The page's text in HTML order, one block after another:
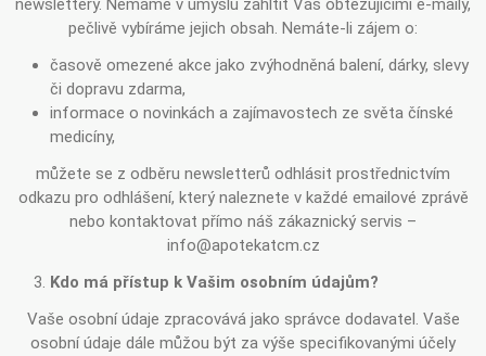
newslettery. Nemáme v úmyslu zahltit Vás obtěžujícími e-maily,
pečlivě vybíráme jejich obsah. Nemáte-li zájem o:
časově omezené akce jako zvýhodněná balení, dárky, slevy
či dopravu zdarma,
informace o novinkách a zajímavostech ze světa čínské
medicíny,
můžete se z odběru newsletterů odhlásit prostřednictvím
odkazu pro odhlášení, který naleznete v každé emailové zprávě
nebo kontaktovat přímo náš zákaznický servis –
info@apotekatcm.cz
Kdo má přístup k Vašim osobním údajům?
Vaše osobní údaje zpracovává jako správce dodavatel. Vaše
osobní údaje dále můžou být za výše specifikovanými účely